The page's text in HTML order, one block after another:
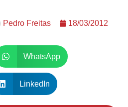
Pedro Freitas 18/03/2012
WhatsApp
LinkedIn